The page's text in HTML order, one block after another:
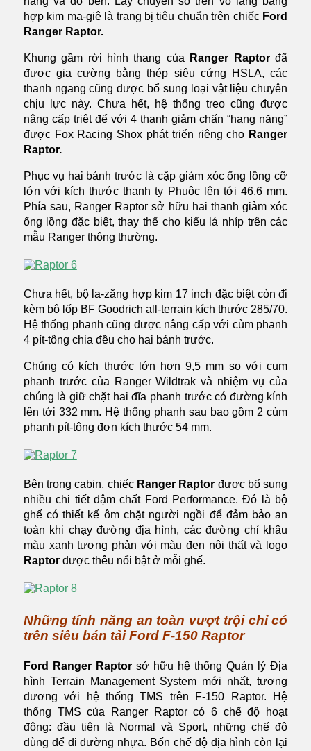
hợp kim ma-giê là trang bị tiêu chuẩn trên chiếcFord
Ranger Raptor.
Khung gầm rời hình thang của Ranger Raptorđã
được gia cường bằng thép siêu cứng HSLA, các
thanh ngang cũng được bổ sung loại vật liệu chuyên
chịu lực này. Chưa hết, hệ thống treo cũng được
nâng cấp triệt để với 4 thanh giảm chấn “hạng nặng”
được Fox Racing Shox phát triển riêng cho Ranger
Raptor.
Phục vụ hai bánh trước là cặp giảm xóc ống lồng cỡ
lớn với kích thước thanh ty Phuộc lên tới 46,6 mm.
Phía sau, Ranger Raptor sở hữu hai thanh giảm xóc
ống lồng đặc biệt, thay thế cho kiểu lá nhíp trên các
mẫu Ranger thông thường.
Chưa hết, bộ la-zăng hợp kim 17 inch đặc biệt còn đi
kèm bộ lốp BF Goodrich all-terrain kích thước 285/70.
Hệ thống phanh cũng được nâng cấp với cùm phanh
4 pít-tông chia đều cho hai bánh trước.
Chúng có kích thước lớn hơn 9,5 mm so với cụm
phanh trước của Ranger Wildtrak và nhiệm vụ của
chúng là giữ chặt hai đĩa phanh trước có đường kính
lên tới 332 mm. Hệ thống phanh sau bao gồm 2 cùm
phanh pít-tông đơn kích thước 54 mm.
Bên trong cabin, chiếcRanger Raptor được bổ sung
nhiều chi tiết đậm chất Ford Performance. Đó là bộ
ghế có thiết kế ôm chặt người ngồi để đảm bảo an
toàn khi chạy đường địa hình, các đường chỉ khâu
màu xanh tương phản với màu đen nội thất và logo
Raptorđược thêu nổi bật ở mỗi ghế.
Những tính năng an toàn vượt trội chỉ có
trên siêu bán tải Ford F-150 Raptor
Ford Ranger Raptorsở hữu hệ thống Quản lý Địa
hình Terrain Management System mới nhất, tương
đương với hệ thống TMS trên F-150 Raptor. Hệ
thống TMS của Ranger Raptor có 6 chế độ hoạt
động: đầu tiên là Normal và Sport, những chế độ
dùng để đi đường nhựa. Bốn chế độ địa hình còn lại